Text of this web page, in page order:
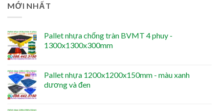
MỚI NHẤT
Pallet nhựa chống tràn BVMT 4 phuy -
1300x1300x300mm
Pallet nhựa 1200x1200x150mm - màu xanh
dương và đen